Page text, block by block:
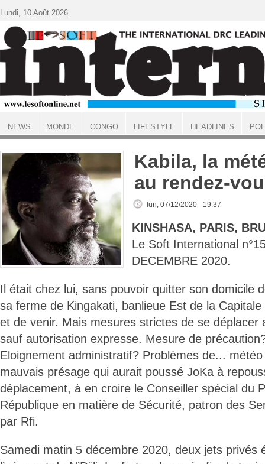
ACCUEIL
Kabila, la
au rendez-
lun, 07/12/2020 - 19:37
KINSHASA, PARIS,
Le Soft International
DECEMBRE 2020.
Il était chez lui, sans pouvoir quitter son domicile
sa ferme de Kingakati, banlieue Est de la Capitale
et de venir. Mais mesures strictes de se déplacer
sauf autorisation expresse. Mesure de
Eloignement administratif? Problèmes de...
mauvais présage qui aurait poussé JoKa à
déplacement, à en croire le Conseiller spécial du
République en matière de Sécurité, patron des
par Rfi.
Samedi matin 5 décembre 2020, deux jets privés
Lundi, 10 Août 2026
NEWS MONDE CONGO LIFESTYLE HEADLINES